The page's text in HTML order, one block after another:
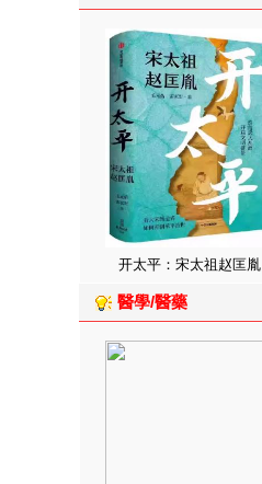
开太平：宋太祖赵匡胤
醫學/醫藥